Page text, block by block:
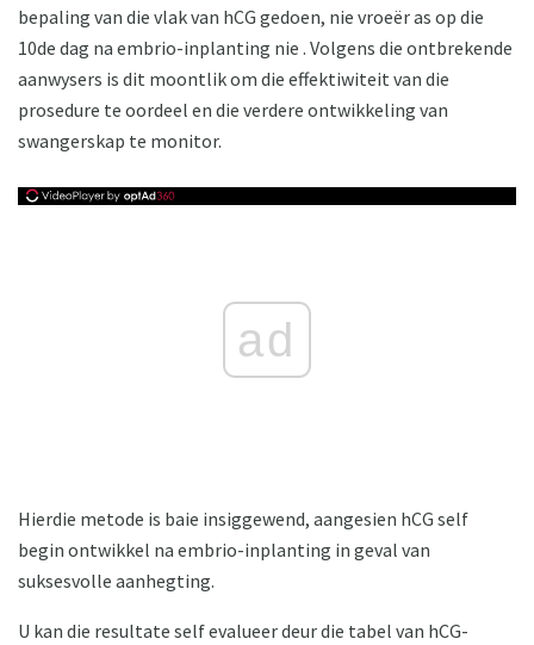
bepaling van die vlak van hCG gedoen, nie vroeër as op die
10de dag na embrio-inplanting nie . Volgens die ontbrekende
aanwysers is dit moontlik om die effektiwiteit van die
prosedure te oordeel en die verdere ontwikkeling van
swangerskap te monitor.
ad
Hierdie metode is baie insiggewend, aangesien hCG self
begin ontwikkel na embrio-inplanting in geval van
suksesvolle aanhegting.
U kan die resultate self evalueer deur die tabel van hCG-